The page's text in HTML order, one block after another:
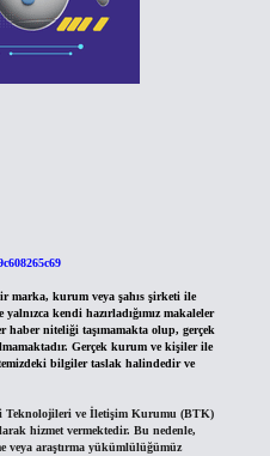
marka, kurum veya şahıs şirketi ile
kendi hazırladığımız makaleler
haber niteliği taşımamakta olup, gerçek
Gerçek kurum ve kişiler ile
bilgiler taslak halindedir ve
Teknolojileri ve İletişim Kurumu (BTK)
hizmet vermektedir. Bu nedenle,
veya araştırma yükümlülüğümüz